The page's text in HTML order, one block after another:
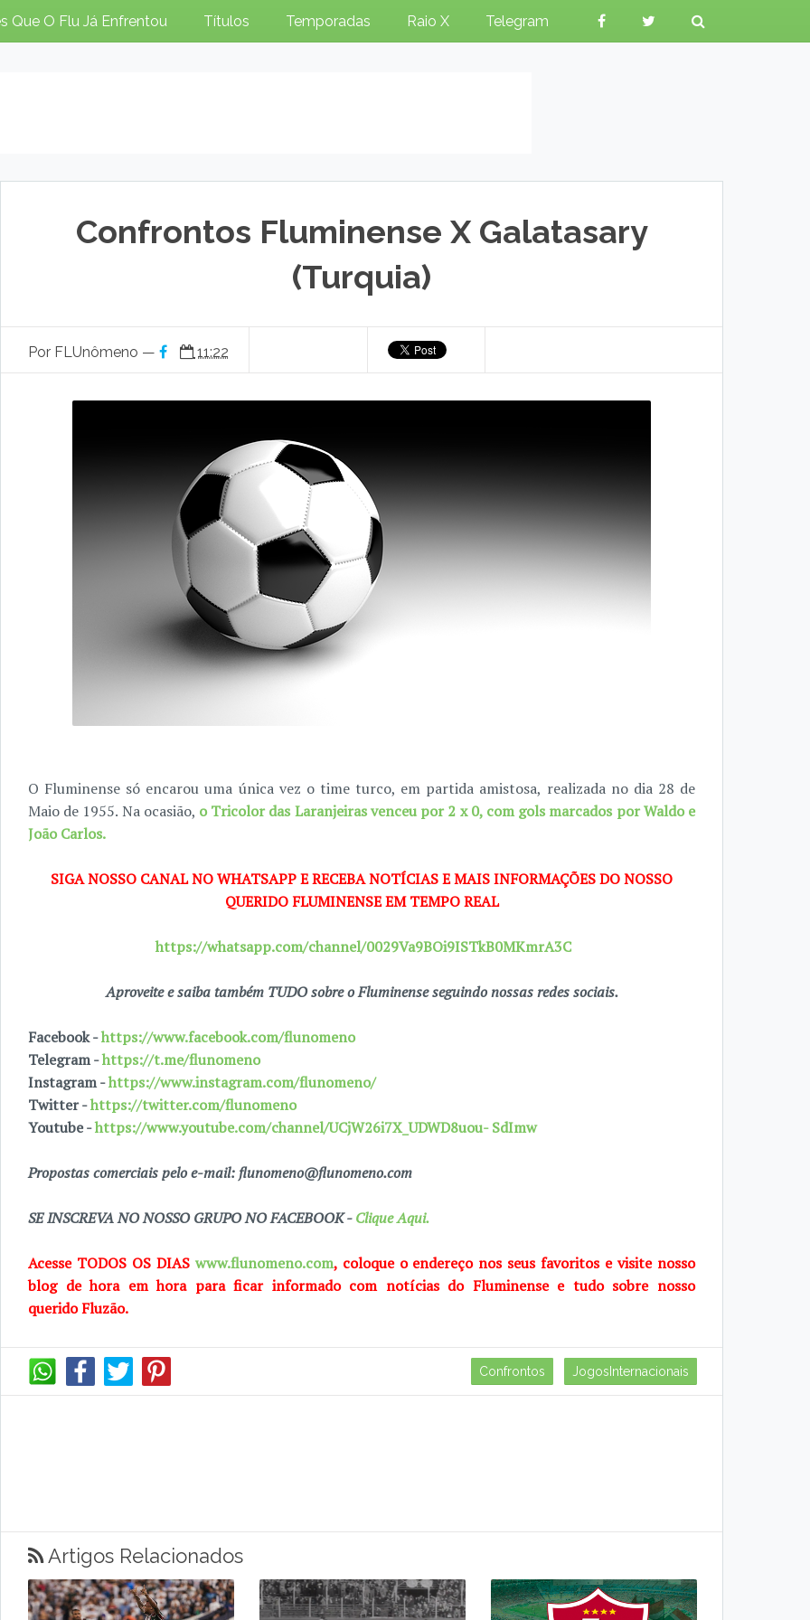
Que O Flu Já Enfrentou Títulos Temporadas Raio X Telegram
Confrontos Fluminense X Galatasary
(Turquia)
Por FLUnômeno — 11:22
O Fluminense só encarou uma única vez o time turco, em partida amistosa, realizada no dia 28 de
Maio de 1955. Na ocasião, o Tricolor das Laranjeiras venceu por 2 x 0, com gols marcados por Waldo e
João Carlos.
SIGA NOSSO CANAL NO WHATSAPP E RECEBA NOTÍCIAS E MAIS INFORMAÇÕES DO NOSSO
QUERIDO FLUMINENSE EM TEMPO REAL
https://whatsapp.com/channel/0029Va9BOi9ISTkB0MKmrA3C
Aproveite e saiba também TUDO sobre o Fluminense seguindo nossas redes sociais.
Facebook -https://www.facebook.com/flunomeno
Telegram -https://t.me/flunomeno
Instagram -https://www.instagram.com/flunomeno/
Twitter -https://twitter.com/flunomeno
Youtube -https://www.youtube.com/channel/UCjW26i7X_UDWD8uou- SdImw
Propostas comerciais pelo e-mail: flunomeno@flunomeno.com
SE INSCREVA NO NOSSO GRUPO NO FACEBOOK -Clique Aqui.
Acesse TODOS OS DIAS www.flunomeno.com, coloque o endereço nos seus favoritos e visite nosso
blog dehora em hora para ficar informado com notícias do Fluminense e tudo sobre nosso
queridoFluzão.
Confrontos JogosInternacionais
Artigos Relacionados